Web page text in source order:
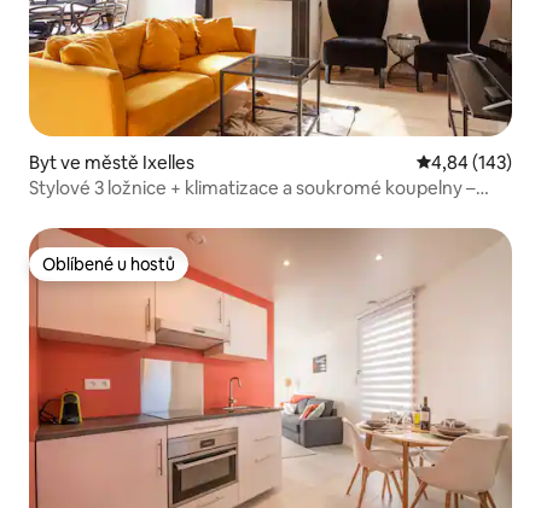
Byt ve městě Ixelles Průměrné
4,84 (143)
Stylové 3 ložnice + klimatizace a soukromé koupelny –
Oblíbené u hostů
Oblíbené u hostů